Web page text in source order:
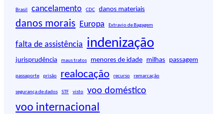
a
r
Brasil cancelamento CDC danos materiais
danos morais Europa Extravio de Bagagem
falta de assistência indenização
jurisprudência maus tratos menores de idade milhas passagem
passaporte prisão realocação recurso remarcação
segurança de dados STF visto voo doméstico
voo internacional